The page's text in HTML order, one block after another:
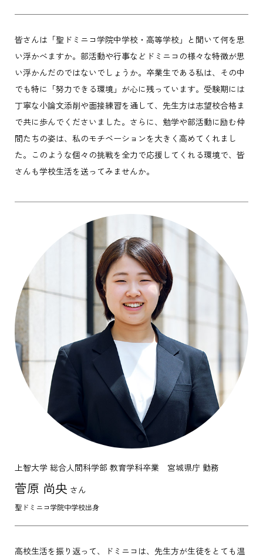
皆さんは「聖ドミニコ学院中学校・高等学校」と聞いて何を思
い浮かべますか。部活動や行事などドミニコの様々な特徴が思
い浮かんだのではないでしょうか。卒業生である私は、その中
でも特に「努力できる環境」が心に残っています。受験期には
丁寧な小論文添削や面接練習を通して、先生方は志望校合格ま
で共に歩んでくださいました。さらに、勉学や部活動に励む仲
間たちの姿は、私のモチベーションを大きく高めてくれまし
た。このような個々の挑戦を全力で応援してくれる環境で、皆
さんも学校生活を送ってみませんか。
上智大学 総合人間科学部 教育学科卒業 宮城県庁 勤務
菅原 尚央 さん
聖ドミニコ学院中学校出身
高校生活を振り返って、ドミニコは、先生方が生徒をとても温